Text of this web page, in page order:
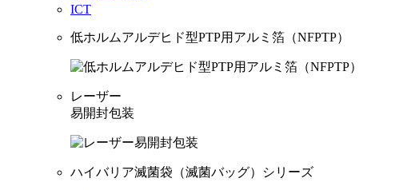
ICT
低ホルムアルデヒド型PTP用アルミ箔（NFPTP）
レーザー
易開封包装
ハイバリア滅菌袋（滅菌バッグ）シリーズ